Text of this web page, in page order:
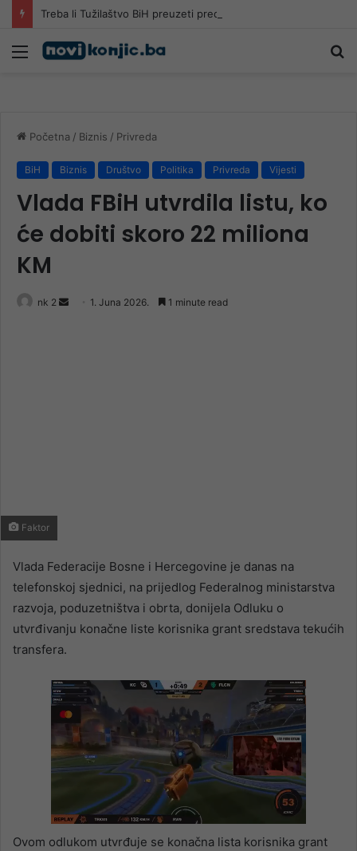
Meni
Početna / Biznis / Privreda
BiH Biznis Društvo Politika Privreda Vijesti
Vlada FBiH utvrdila listu, ko
će dobiti skoro 22 miliona
KM
nk 2
Send 1. Juna 2026. 1 minute read
Faktor
Vlada Federacije Bosne i Hercegovine je danas na
telefonskoj sjednici, na prijedlog Federalnog ministarstva
razvoja, poduzetništva i obrta, donijela Odluku o
utvrđivanju konačne liste korisnika grant sredstava tekućih
transfera.
Ovom odlukom utvrđuje se konačna lista korisnika grant